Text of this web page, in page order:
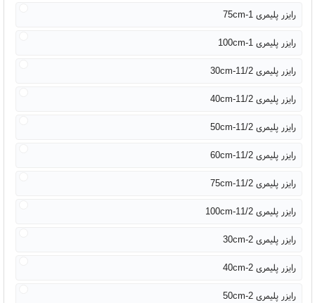
رایزر پلیمری 1-75cm
رایزر پلیمری 1-100cm
رایزر پلیمری 11/2-30cm
رایزر پلیمری 11/2-40cm
رایزر پلیمری 11/2-50cm
رایزر پلیمری 11/2-60cm
رایزر پلیمری 11/2-75cm
رایزر پلیمری 11/2-100cm
رایزر پلیمری 2-30cm
رایزر پلیمری 2-40cm
رایزر پلیمری 2-50cm